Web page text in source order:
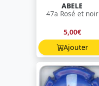
ABELE
47a Rosé et noir
5,00€
Ajouter